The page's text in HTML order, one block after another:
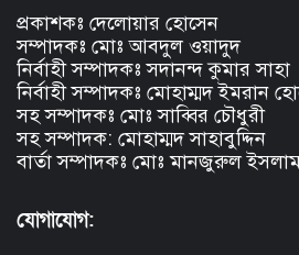
প্রকাশকঃ দেলোয়ার হোসেন
সম্পাদকঃ মোঃ আবদুল ওয়াদুদ
নির্বাহী সম্পাদকঃ সদানন্দ কুমার সাহা
নির্বাহী সম্পাদকঃ মোহাম্মদ ইমরান
সহ সম্পাদকঃ মোঃ সাব্বির চৌধুরী
সহ সম্পাদক: মোহাম্মদ সাহাবুদ্দিন
বার্তা সম্পাদকঃ মোঃ মানজুরুল
যোগাযোগ: